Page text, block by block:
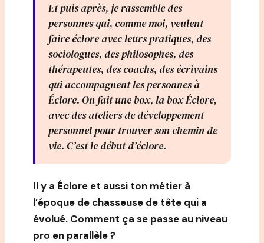
Et puis après, je rassemble des
personnes qui, comme moi, veulent
faire éclore avec leurs pratiques, des
sociologues, des philosophes, des
thérapeutes, des coachs, des écrivains
qui accompagnent les personnes à
Éclore. On fait une box, la box Éclore,
avec des ateliers de développement
personnel pour trouver son chemin de
vie. C’est le début d’éclore.
Il y a Éclore et aussi ton métier à
l’époque de chasseuse de tête qui a
évolué. Comment ça se passe au niveau
pro en parallèle ?